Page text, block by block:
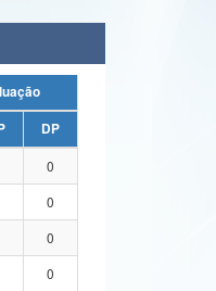
DP
0
0
0
0